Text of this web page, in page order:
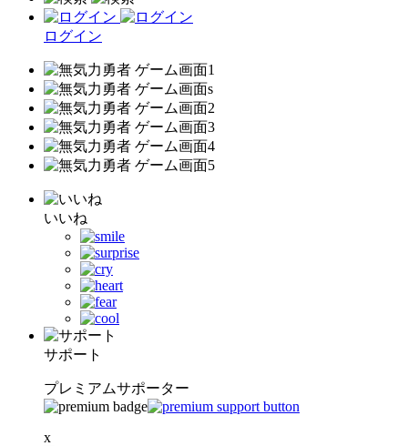
ログイン
いいね
サポート
プレミアムサポーター
x